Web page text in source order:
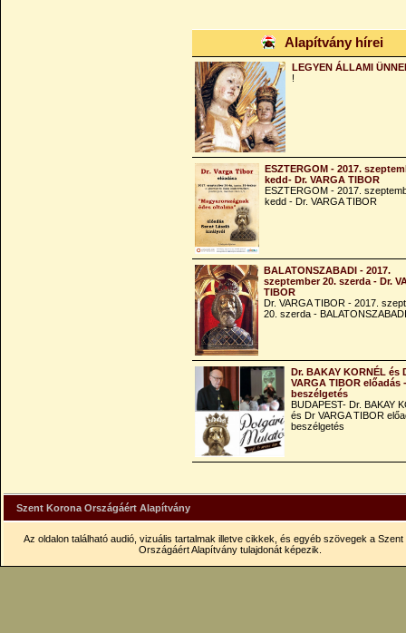
Alapítvány hírei
LEGYEN ÁLLAMI
!
ESZTERGOM - 2017.
kedd- Dr. VARGA TIBOR
ESZTERGOM - 2017.
kedd - Dr. VARGA TIBOR
BALATONSZABADI - 2017.
szeptember 20. szerda - Dr.
TIBOR
Dr. VARGA TIBOR - 2017.
20. szerda - BALATONSZABADI
Dr. BAKAY KORNÉL és
VARGA TIBOR előadás -
beszélgetés
BUDAPEST- Dr. BAKAY
és Dr VARGA TIBOR
beszélgetés
Szent Korona Országáért Alapítvány
Az oldalon található audió, vizuális tartalmak illetve cikkek, és egyéb szövegek a Szent
Országáért Alapítvány tulajdonát képezik.